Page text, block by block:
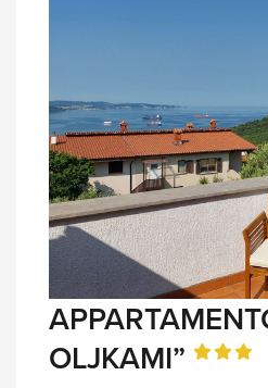
OLJKAMI”